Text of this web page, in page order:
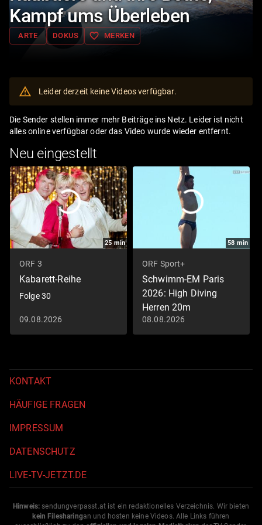
Kampf ums Überleben
ARTE DOKUS favorite_border MERKEN
Leider derzeit keine Videos verfügbar.
Die Sender stellen immer mehr Beiträge ins Netz. Leider ist nicht
alles online verfügbar oder das Video wurde wieder entfernt.
Neu eingestellt
25min
ORF 3
Kabarett-Reihe
Folge 30
09.08.2026
58 min
ORF Sport+
Schwimm-EM Paris
2026: High Diving
Herren 20m
Schwimm-EM 2026
08.08.2026
KONTAKT
HÄUFIGE FRAGEN
IMPRESSUM
DATENSCHUTZ
LIVE-TV-JETZT.DE
Hinweis: sendungverpasst.at ist ein redaktionelles Verzeichnis. Wir bieten
kein Filesharingan und hosten keine Videos. Alle Links führen